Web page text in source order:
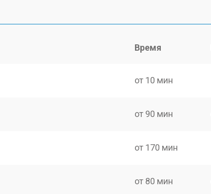
Время
от 10 мин
от 90 мин
от 170 мин
от 80 мин